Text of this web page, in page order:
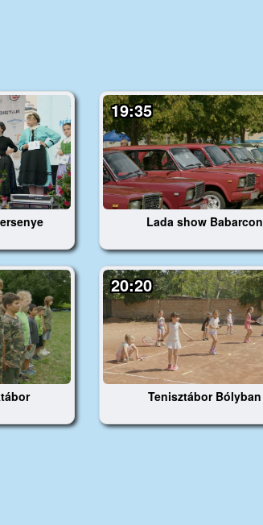
Lada show Babarcon
19:35
Tenisztábor Bólyban
20:20